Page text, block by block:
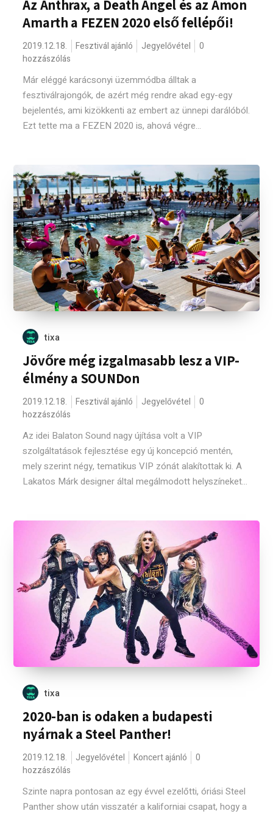
Az Anthrax, a Death Angel és az Amon
Amarth a FEZEN 2020 első fellépői!
2019.12.18. Fesztivál ajánló Jegyelővétel
0
hozzászólás
Már eléggé karácsonyi üzemmódba álltak a
fesztiválrajongók, de azért még rendre akad egy-egy
bejelentés, ami kizökkenti az embert az ünnepi darálóból.
Ezt tette ma a FEZEN 2020 is, ahová végre...
tixa
Jövőre még izgalmasabb lesz a VIP-
élmény a SOUNDon
2019.12.18. Fesztivál ajánló Jegyelővétel
0
hozzászólás
Az idei Balaton Sound nagy újítása volt a VIP
szolgáltatások fejlesztése egy új koncepció mentén,
mely szerint négy, tematikus VIP zónát alakítottak ki. A
Lakatos Márk designer által megálmodott helyszíneket...
tixa
2020-ban is odaken a budapesti
nyárnak a Steel Panther!
2019.12.18. Jegyelővétel Koncert ajánló
0
hozzászólás
Szinte napra pontosan az egy évvel ezelőtti, óriási Steel
Panther show után visszatér a kaliforniai csapat, hogy a